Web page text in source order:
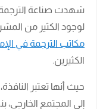
شهدت صناعة الترجمة
لوجود الكثير من
مكاتب الترجمة في
الكثيرين.
حيث أنها تعتبر
إلى المجتمع الخارجي،